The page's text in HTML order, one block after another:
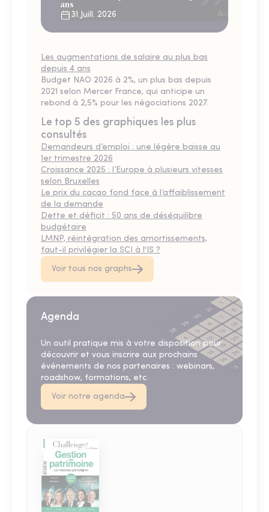
ans
31 Juill. 2026
Les augmentations de salaire au plus bas
depuis 4 ans
Budget NAO 2026 à 2%, un plus bas depuis
2021 selon Mercer France, qui anticipe un
rebond à 2,5% pour les négociations 2027.
Le top 5 des graphiques les plus
consultés
Demandeurs d’emploi : une légère baisse au
1er trimestre 2026
Croissance 2025 : l’Europe à plusieurs vitesses
selon Bruxelles
Le prix du cacao fond face à l’affaiblissement
de la demande
Dette et déficit : 50 ans de déséquilibre
budgétaire
LMNP, réintégration des amortissements,
faut-il privilégier la SCI à l'IS ?
Voir tous nos graphs
Agenda
Un outil pratique mis à votre disposition pour
découvrir et vous inscrire aux prochains
événements de nos partenaires : webinars,
roadshow, formations, etc.
Voir notre agenda